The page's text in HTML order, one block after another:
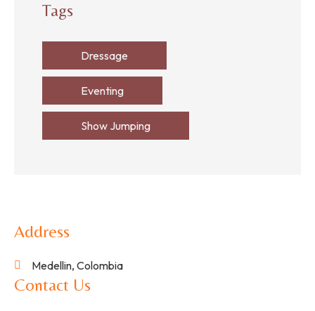
Tags
Dressage
Eventing
Show Jumping
Address
Medellin, Colombia
Contact Us